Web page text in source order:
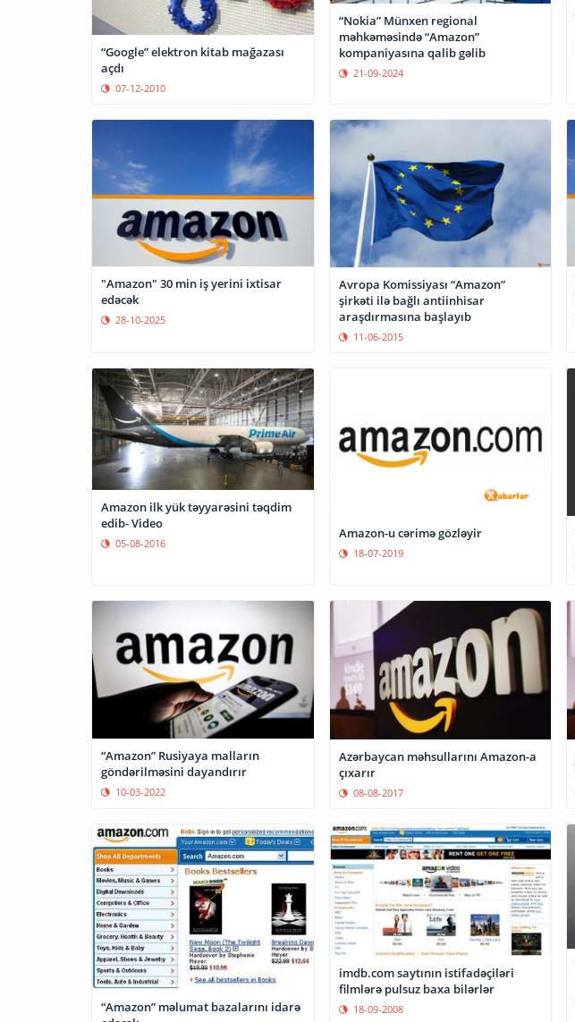
“Google” elektron kitab mağazası
açdı
07-12-2010
“Nokia” Münxen regional
məhkəməsində “Amazon”
kompaniyasına qalib gəlib
21-09-2024
"Amazon" 30 min iş yerini ixtisar
edəcək
28-10-2025
Avropa Komissiyası “Amazon”
şirkəti ilə bağlı antiinhisar
araşdırmasına başlayıb
11-06-2015
Amazon ilk yük təyyarəsini təqdim
edib- Video
05-08-2016
Amazon-u cərimə gözləyir
18-07-2019
“Amazon” Rusiyaya malların
göndərilməsini dayandırır
10-03-2022
Azərbaycan məhsullarını Amazon-a
çıxarır
08-08-2017
“Amazon” məlumat bazalarını idarə
imdb.com saytının istifadəçiləri
filmlərə pulsuz baxa bilərlər
18-09-2008